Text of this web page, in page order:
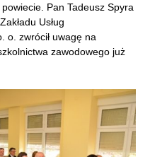
Pan Tadeusz Spyra
Usług
o. zwrócił uwagę na
zawodowego już